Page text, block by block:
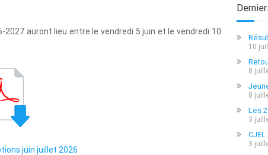
2027 auront lieu entre le vendredi 5 juin et le vendredi 10
juin juillet 2026
10
8
8
Les
3
3